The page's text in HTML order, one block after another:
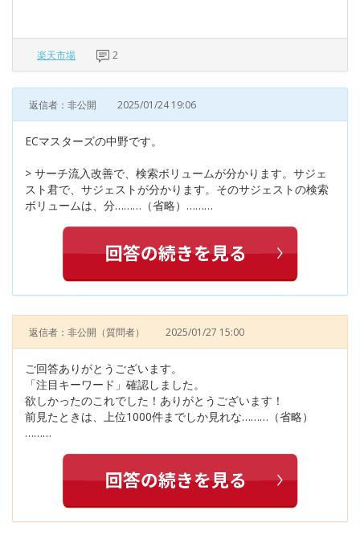
楽天市場 2
返信者：非公開 2025/01/24 19:06
ECマスターズの中野です。
> サーチ流入改善で、検索ボリュームが分かります。サジェ
スト君で、サジェストが分かります。そのサジェストの検索
ボリュームは、分………（省略）………
返信者：非公開 （質問者） 2025/01/27 15:00
ご回答ありがとうございます。
「注目キーワード」確認しました。
欲しかったのこれでした！ありがとうございます！
前見たときは、上位1000件までしか見れな………（省略）
………